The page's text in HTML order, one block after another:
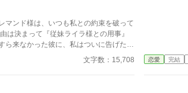
す。
マンド様は、いつも私との約束を破って
は決まって『従妹ライラ様との用事』
ら来なかった彼に、私はついに告げた。
以外のご令嬢をエスコートするなり、お
り、関係を持つなり、お好きになさって
文字数：15,708 恋愛 完結